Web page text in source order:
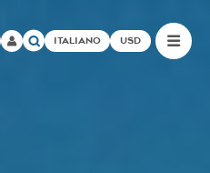
ITALIANO USD